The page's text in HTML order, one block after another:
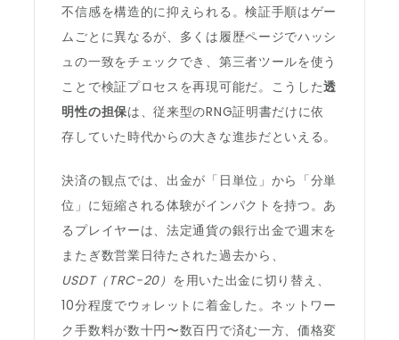
不信感を構造的に抑えられる。検証手順はゲー
ムごとに異なるが、多くは履歴ページでハッシ
ュの一致をチェックでき、第三者ツールを使う
ことで検証プロセスを再現可能だ。こうした透
明性の担保は、従来型のRNG証明書だけに依
存していた時代からの大きな進歩だといえる。
決済の観点では、出金が「日単位」から「分単
位」に短縮される体験がインパクトを持つ。あ
るプレイヤーは、法定通貨の銀行出金で週末を
またぎ数営業日待たされた過去から、
USDT（TRC-20） を用いた出金に切り替え、
10分程度でウォレットに着金した。ネットワー
ク手数料が数十円〜数百円で済む一方、価格変